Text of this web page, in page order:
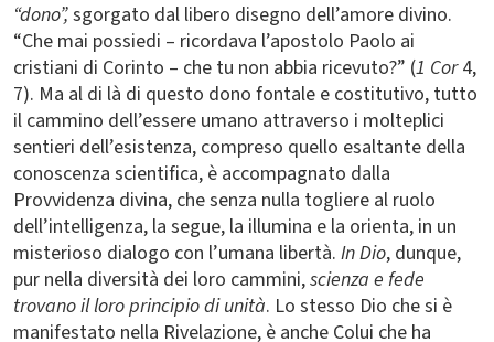
“dono”,sgorgato dal libero disegno dell’amore divino.
“Che mai possiedi – ricordava l’apostolo Paolo ai
cristiani di Corinto – che tu non abbia ricevuto?” (1 Cor4,
7). Ma al di là di questo dono fontale e costitutivo, tutto
il cammino dell’essere umano attraverso i molteplici
sentieri dell’esistenza, compreso quello esaltante della
conoscenza scientifica, è accompagnato dalla
Provvidenza divina, che senza nulla togliere al ruolo
dell’intelligenza, la segue, la illumina e la orienta, in un
misterioso dialogo con l’umana libertà. In Dio, dunque,
pur nella diversità dei loro cammini,scienza e fede
trovano il loro principio di unità. Lo stesso Dio che si è
manifestato nella Rivelazione, è anche Colui che ha